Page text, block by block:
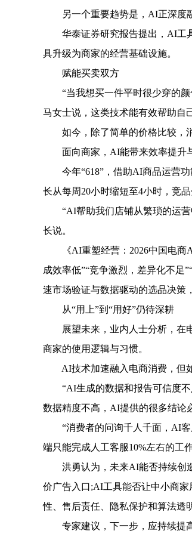
另一个重要趋势是，AI正深度融
华泰证券研究报告提出，AI工具
具升级为商家的经营基础设施。
赋能买卖双方
“当我想买一件平时很少穿的颜
马女士说，这类技术能有效帮助自
如今，除了简单的价格比较，消
面向商家，AI能带来效率提升与
今年“618”，借助AI商品运营功
长从每周20小时缩短至4小时，竞
“AI帮助我们店铺从繁琐的运营
长说。
《AI重塑经营：2026中国电商AI
成效率低”“竞争激烈，差异化不足
速市场验证与数据驱动的选品决策
从“用上”到“用好”仍待深耕
展望未来，业内人士分析，在电
商家的使用逻辑与习惯。
AI技术加速融入电商消费，但如
“AI生成的数据和报告可信度不
数据精度不高，AI提供的很多结论
“消费者的问询千人千面，AI客
端只能完成人工客服10%左右的工
洪勇认为，未来AI能否持续创造
价广告入口;AI工具能否让中小商
性、售后责任、隐私保护和算法透
专家建议，下一步，应持续提高